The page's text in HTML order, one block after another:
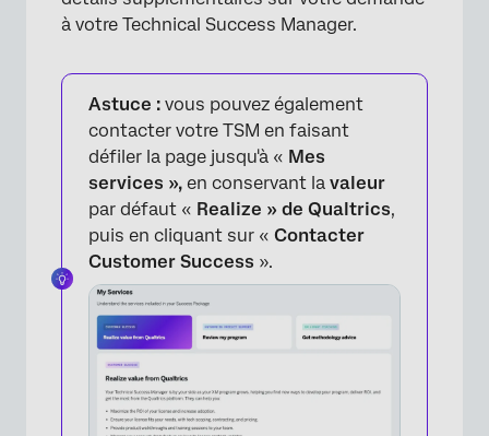
à votre Technical Success Manager.
Astuce : vous pouvez également
contacter votre TSM en faisant
défiler la page jusqu'à « Mes
services », en conservant la valeur
par défaut « Realize » de Qualtrics,
puis en cliquant sur « Contacter
Customer Success ».